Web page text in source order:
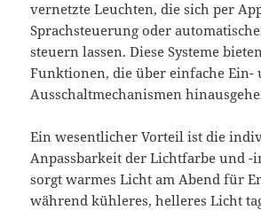
vernetzte Leuchten, die sich per
Sprachsteuerung oder
steuern lassen. Diese Systeme
Funktionen, die über einfache Ein-
Ausschaltmechanismen
Ein wesentlicher Vorteil ist die
Anpassbarkeit der Lichtfarbe und -
sorgt warmes Licht am Abend für
während kühleres, helleres Licht